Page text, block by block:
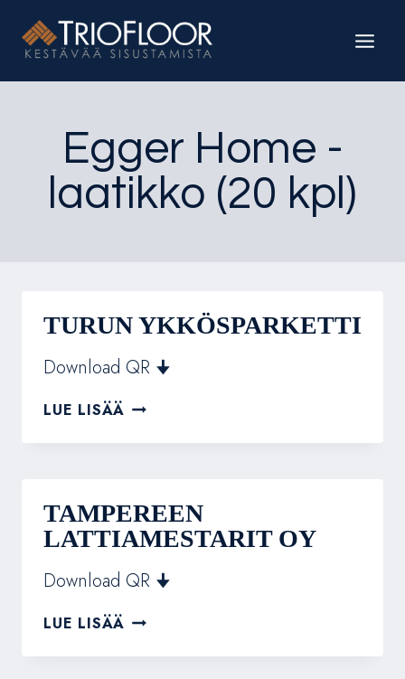
sisältöön
Egger Home -
laatikko (20 kpl)
TURUN YKKÖSPARKETTI
Download QR 🠋
LUE LISÄÄ TURUN
TAMPEREEN
LATTIAMESTARIT OY
Download QR 🠋
LUE LISÄÄ TAMPEREEN
OY